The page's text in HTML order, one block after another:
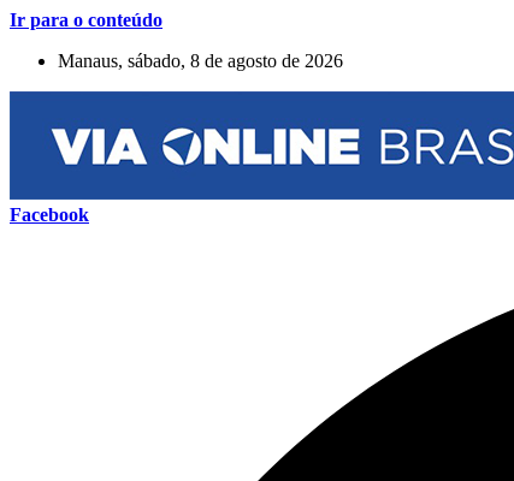
Ir para o conteúdo
Manaus, sábado, 8 de agosto de 2026
Facebook